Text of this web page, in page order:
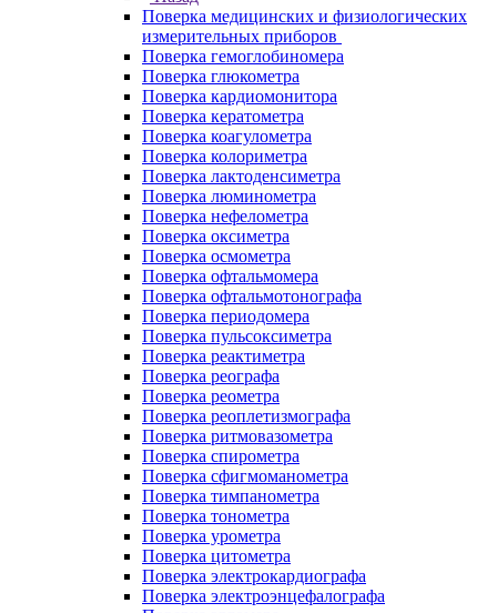
Поверка медицинских и физиологических
измерительных приборов
Поверка гемоглобиномера
Поверка глюкометра
Поверка кардиомонитора
Поверка кератометра
Поверка коагулометра
Поверка колориметра
Поверка лактоденсиметра
Поверка люминометра
Поверка нефелометра
Поверка оксиметра
Поверка осмометра
Поверка офтальмомера
Поверка офтальмотонографа
Поверка периодомера
Поверка пульсоксиметра
Поверка реактиметра
Поверка реографа
Поверка реометра
Поверка реоплетизмографа
Поверка ритмовазометра
Поверка спирометра
Поверка сфигмоманометра
Поверка тимпанометра
Поверка тонометра
Поверка урометра
Поверка цитометра
Поверка электрокардиографа
Поверка электроэнцефалографа